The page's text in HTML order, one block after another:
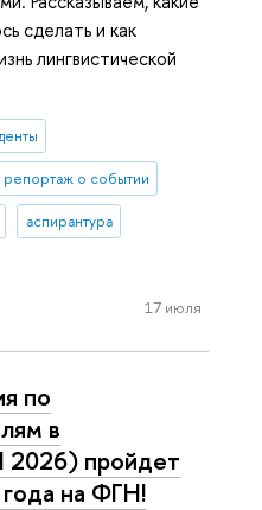
сделать и как
лингвистической
репортаж о событии
аспирантура
17 июля
по
в
пройдет
на ФГН!